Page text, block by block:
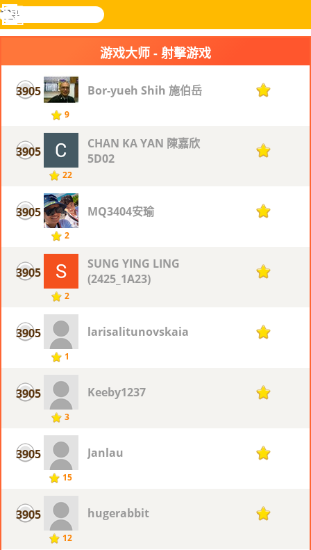
乐和游
搜
寻
登入
功
游戏大师 - 射擊游戏
3905
9
Bor-yueh Shih 施伯岳 1
3905
22
CHAN KA YAN 陳嘉欣
5D02
1
3905
2
MQ3404安瑜 1
3905
2
SUNG YING LING
(2425_1A23)
1
3905
1
larisalitunovskaia 1
3905
3
Keeby1237 1
3905
15
Janlau 1
3905
12
hugerabbit 1